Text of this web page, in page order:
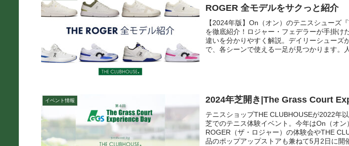
ROGER 全モデルをサクっと紹介
【2024年版】On（オン）のテニスシューズ
を徹底紹介！ロジャー・フェデラーが手掛け
違いを分かりやすく解説。デイリーシューズ
で、各シーンで使える一足が見つかります。
イベント情報 2024年芝開き|The Grass Court
テニスショップTHE CLUBHOUSEが2022年
芝でのテニス体験イベント。今年はOn（オ
ROGER（ザ・ロジャー）の体験会やTHE
品のポップアップストアも兼ねて5月2日に開